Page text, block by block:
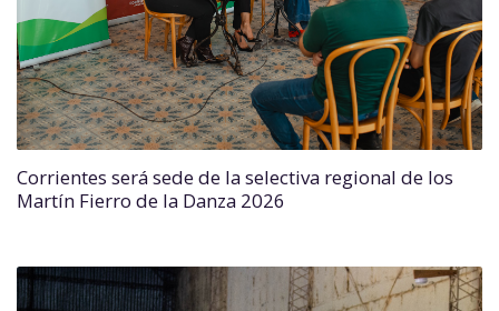
Corrientes será sede de la selectiva regional de los
Martín Fierro de la Danza 2026